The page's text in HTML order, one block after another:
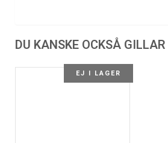
DU KANSKE OCKSÅ
EJ I LAGER